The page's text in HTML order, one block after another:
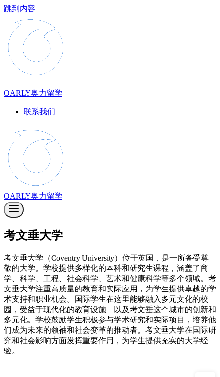
跳到内容
OARLY奥力留学
联系我们
OARLY奥力留学
考文垂大学
考文垂大学（Coventry University）位于英国，是一所备受尊
敬的大学。学校提供多样化的本科和研究生课程，涵盖了商
学、科学、工程、社会科学、艺术和健康科学等多个领域。考
文垂大学注重高质量的教育和实际应用，为学生提供卓越的学
术支持和职业机会。国际学生在这里能够融入多元文化的校
园，受益于现代化的教育设施，以及考文垂这个城市的创新和
多元化。学校鼓励学生积极参与学术研究和实际项目，培养他
们成为未来的领袖和社会变革的推动者。考文垂大学在国际研
究和社会影响方面发挥重要作用，为学生提供充实的大学经
验。